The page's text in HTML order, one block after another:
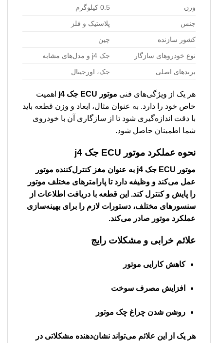
وزن 0.5 کیلوگرم
جنس پلاستیک و فلز
کشور سازنده چین
نوع خودروهای سازگار جک j4 و مدل‌های مشابه
برندهای اصلی جک، اورجینال
هر یک از ویژگی‌های فنی موتور ECU جک j4
اهمیت
خاص خود را دارد. به عنوان مثال، ابعاد و وزن قطعه باید
با دقت اندازه‌گیری شود تا از سازگاری آن با خودروی
شما اطمینان حاصل شود.
نحوه عملکرد موتور ECU جک j4
موتور ECU جک j4
به عنوان مغز کنترل‌کننده موتور
عمل می‌کند و وظیفه دارد تا پارامترهای مختلف موتور
را پایش و کنترل کند. این قطعه با دریافت اطلاعات از
سنسورهای مختلف، دستورات لازم را برای بهینه‌سازی
عملکرد موتور صادر می‌کند.
علائم خرابی و مشکلات رایج
کاهش کارایی موتور
افزایش مصرف سوخت
روشن شدن چراغ چک موتور
هر یک از این علائم می‌تواند نشان‌دهنده مشکلاتی در